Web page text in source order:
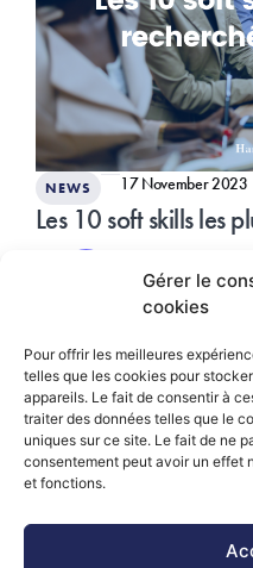
Gérer le
cookies
Pour offrir les meilleures
telles que les cookies pour
appareils. Le fait de consentir à
traiter des données telles que le
uniques sur ce site. Le fait de ne
consentement peut avoir un effet
et fonctions.
NEWS 17 November 2023
Les 10 soft skills les
READ THE ARTICLE